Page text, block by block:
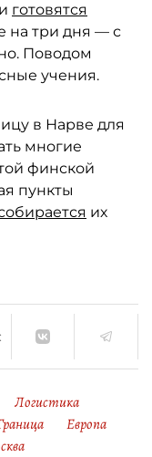
готовятся
на три дня — с
Поводом
учения.
в Нарве для
многие
финской
пункты
их
Логистика
Европа